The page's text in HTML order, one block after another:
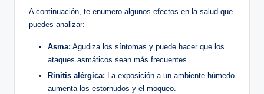
A⁢ continuación, ⁣te ⁣enumero‍ algunos efectos en la salud que
‌puedes analizar:
Asma: Agudiza⁢ los ‍síntomas y puede hacer ⁢que los
ataques asmáticos sean más ⁣frecuentes.
Rinitis alérgica: La exposición a un ambiente húmedo
aumenta⁢ los estornudos⁣ y el moqueo.